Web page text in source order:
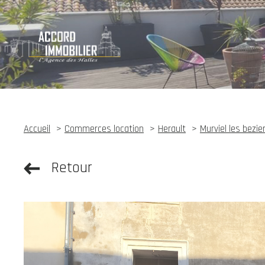
Accueil Commerces location Herault Murviel les
Retour